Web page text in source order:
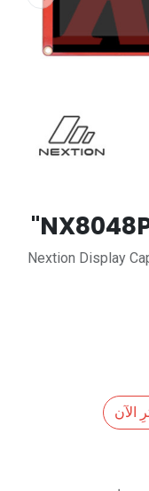
Nextion Display
الآن